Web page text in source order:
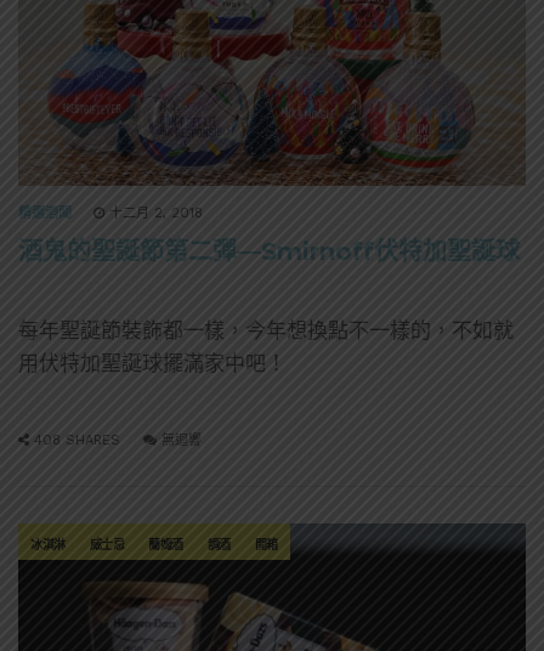
精選酒聞 十二月 2, 2018
酒鬼的聖誕節第二彈—Smirnoff伏特加聖誕球
每年聖誕節裝飾都一樣，今年想換點不一樣的，不如就
用伏特加聖誕球擺滿家中吧！
408 SHARES 無迴響
冰淇淋 威士忌 蘭姆酒 調酒 開箱